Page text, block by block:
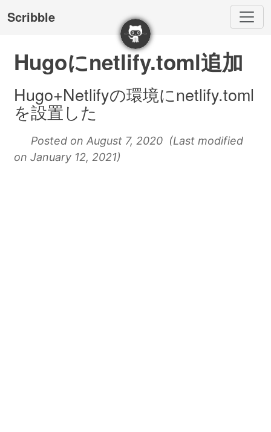
Scribble
Hugoにnetlify.toml追加
Hugo+Netlifyの環境にnetlify.toml
を設置した
Posted on August 7, 2020 (Last modified
on January 12, 2021)